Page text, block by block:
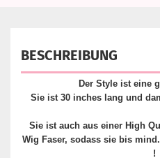
BESCHREIBUNG
Der Style ist eine
Sie ist 30 inches lang und
Sie ist auch aus einer High
Wig Faser, sodass sie bis
!